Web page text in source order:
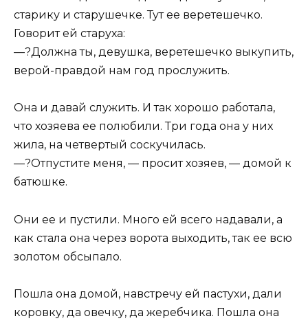
старику и старушечке. Тут ее веретешечко.
Говорит ей старуха:
—?Должна ты, девушка, веретешечко выкупить,
верой-правдой нам год прослужить.
Она и давай служить. И так хорошо работала,
что хозяева ее полюбили. Три года она у них
жила, на четвертый соскучилась.
—?Отпустите меня, — просит хозяев, — домой к
батюшке.
Они ее и пустили. Много ей всего надавали, а
как стала она через ворота выходить, так ее всю
золотом обсыпало.
Пошла она домой, навстречу ей пастухи, дали
коровку, да овечку, да жеребчика. Пошла она